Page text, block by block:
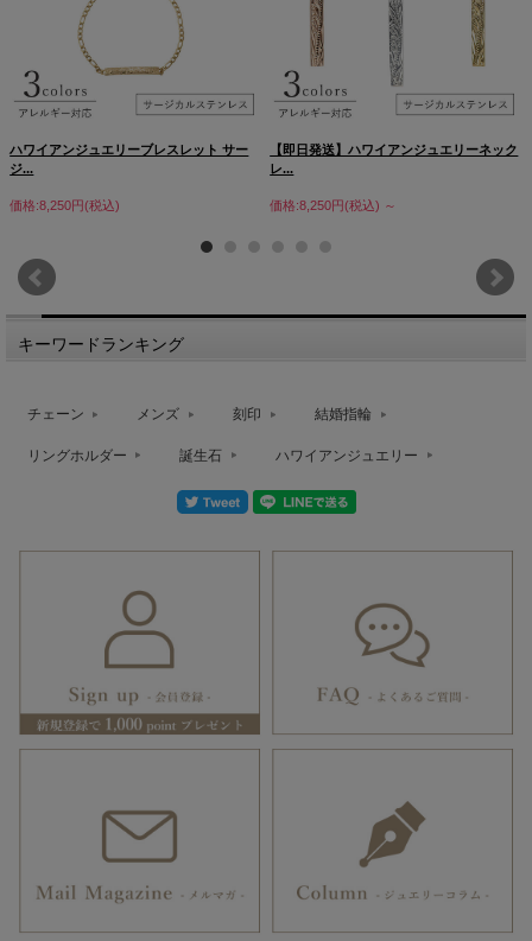
ハワイアンジュエリーブレスレット サー
ジ...
価格:8,250円(税込)
【即日発送】ハワイアンジュエリーネック
レ...
価格:8,250円(税込) ～
キーワードランキング
チェーン メンズ 刻印 結婚指輪
リングホルダー 誕生石 ハワイアンジュエリー